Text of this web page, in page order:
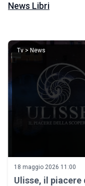
News Libri
Tv > News
18 maggio 2026 11:00
Ulisse, il